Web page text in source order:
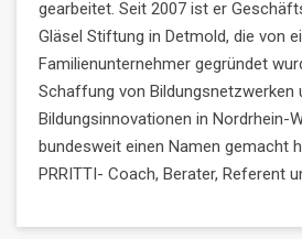
gearbeitet. Seit 2007 ist er
Gläsel Stiftung in Detmold, die von
Familienunternehmer gegründet
Schaffung von Bildungsnetzwerken
Bildungsinnovationen in Nordrhein-
bundesweit einen Namen gemacht
PRRITTI- Coach, Berater, Referent